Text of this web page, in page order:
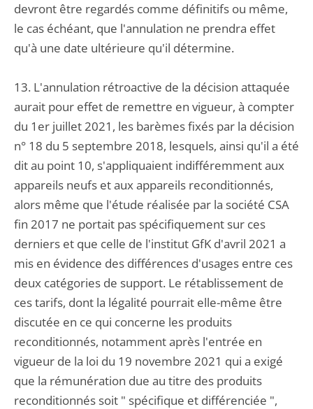
devront être regardés comme définitifs ou même,
le cas échéant, que l'annulation ne prendra effet
qu'à une date ultérieure qu'il détermine.
13. L'annulation rétroactive de la décision attaquée
aurait pour effet de remettre en vigueur, à compter
du 1er juillet 2021, les barèmes fixés par la décision
n° 18 du 5 septembre 2018, lesquels, ainsi qu'il a été
dit au point 10, s'appliquaient indifféremment aux
appareils neufs et aux appareils reconditionnés,
alors même que l'étude réalisée par la société CSA
fin 2017 ne portait pas spécifiquement sur ces
derniers et que celle de l'institut GfK d'avril 2021 a
mis en évidence des différences d'usages entre ces
deux catégories de support. Le rétablissement de
ces tarifs, dont la légalité pourrait elle-même être
discutée en ce qui concerne les produits
reconditionnés, notamment après l'entrée en
vigueur de la loi du 19 novembre 2021 qui a exigé
que la rémunération due au titre des produits
reconditionnés soit " spécifique et différenciée ",